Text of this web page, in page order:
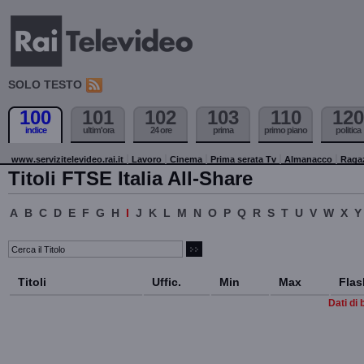
SOLO TESTO
100
indice
101
ultim'ora
102
24 ore
103
prima
110
primo piano
120
politica
www.servizitelevideo.rai.it Lavoro Cinema Prima serata Tv Almanacco
Titoli FTSE Italia All-Share
A B C D E F G H I J K L M N O P Q R S T U V W X Y
Titoli Uffic. Min Max
Dati di